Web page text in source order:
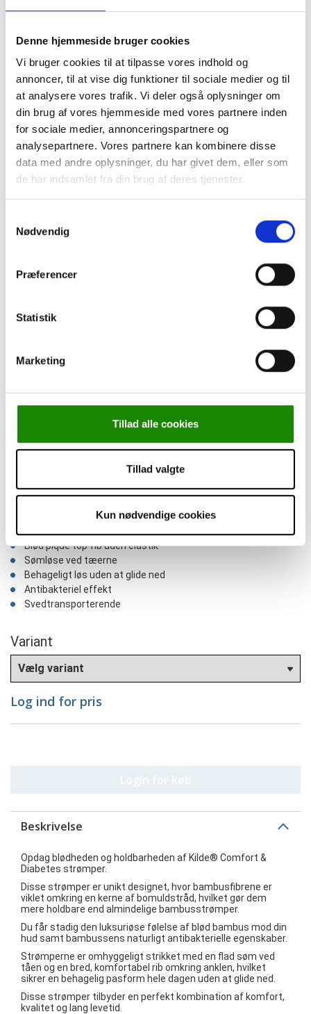
Denne hjemmeside bruger cookies
Vi bruger cookies til at tilpasse vores indhold og
annoncer, til at vise dig funktioner til sociale medier og til
at analysere vores trafik. Vi deler også oplysninger om
din brug af vores hjemmeside med vores partnere inden
for sociale medier, annonceringspartnere og
analysepartnere. Vores partnere kan kombinere disse
data med andre oplysninger, du har givet dem, eller som
de har indsamlet fra din brug af deres tjenester.
Nødvendig
Præferencer
Statistik
Marketing
Tillad alle cookies
Tillad valgte
Kun nødvendige cookies
Leasing
Persondatapolitik
Om Kjærulff
Torben går på pension
Kurser
Forside - Indlæg, Sko & Strømper - Strømper - Kilde,
Kilde, Comfort & Diabetes strømper,
Bambus, marine blå
Blød pique top-rib uden elastik
Sømløse ved tæerne
Behageligt løs uden at glide ned
Antibakteriel effekt
Svedtransporterende
Variant
Log ind for pris
Beskrivelse
Opdag blødheden og holdbarheden af Kilde® Comfort &
Diabetes strømper.
Disse strømper er unikt designet, hvor bambusfibrene er
viklet omkring en kerne af bomuldstråd, hvilket gør dem
mere holdbare end almindelige bambusstrømper.
Du får stadig den luksuriøse følelse af blød bambus mod din
hud samt bambussens naturligt antibakterielle egenskaber.
Strømperne er omhyggeligt strikket med en flad søm ved
tåen og en bred, komfortabel rib omkring anklen, hvilket
sikrer en behagelig pasform hele dagen uden at glide ned.
Disse strømper tilbyder en perfekt kombination af komfort,
kvalitet og lang levetid.